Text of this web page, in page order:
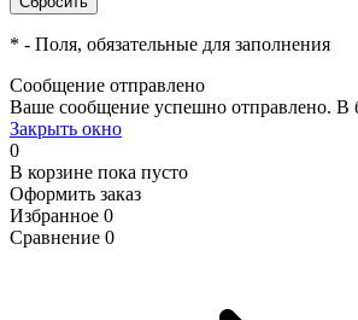
* - Поля, обязательные для заполнения
Сообщение отправлено
Ваше сообщение успешно отправлено. В
Закрыть окно
0
В корзине пока пусто
Оформить заказ
Избранное 0
Сравнение 0